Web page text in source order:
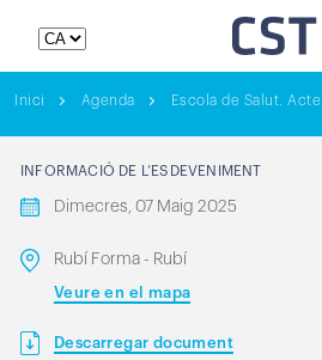
Inici Agenda Escola de Salut.
INFORMACIÓ DE L’ESDEVENIMENT
Dimecres, 07 Maig 2025
Rubí Forma - Rubí
Veure en el mapa
Descarregar document